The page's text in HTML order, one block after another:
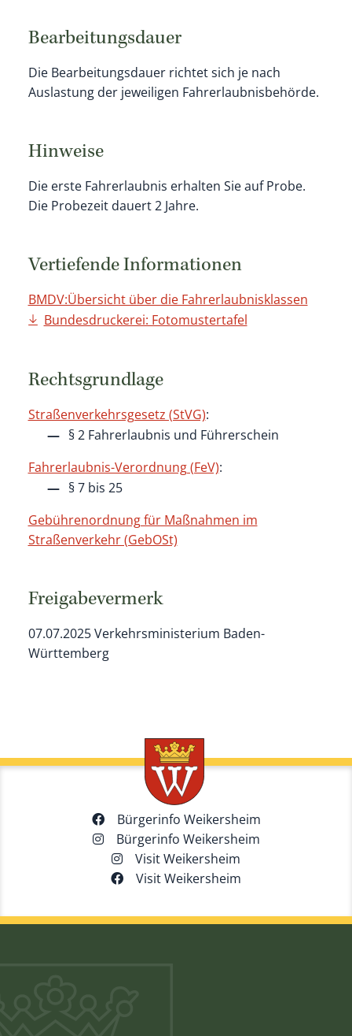
Bearbeitungsdauer
Die Bearbeitungsdauer richtet sich je nach
Auslastung der jeweiligen Fahrerlaubnisbehörde.
Hinweise
Die erste Fahrerlaubnis erhalten Sie auf Probe.
Die Probezeit dauert 2 Jahre.
Vertiefende Informationen
BMDV:Übersicht über die Fahrerlaubnisklassen
Bundesdruckerei: Fotomustertafel
Rechtsgrundlage
Straßenverkehrsgesetz (StVG):
§ 2 Fahrerlaubnis und Führerschein
Fahrerlaubnis-Verordnung (FeV):
§ 7 bis 25
Gebührenordnung für Maßnahmen im
Straßenverkehr (GebOSt)
Freigabevermerk
07.07.2025 Verkehrsministerium Baden-
Württemberg
Bürgerinfo Weikersheim
Bürgerinfo Weikersheim
Visit Weikersheim
Visit Weikersheim